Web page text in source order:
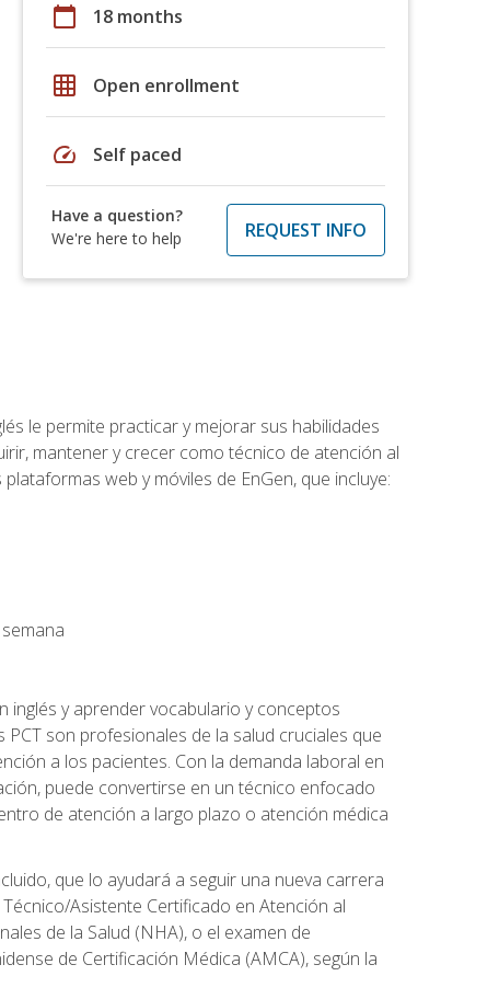
calendar_today 18 months
grid_on Open enrollment
speed Self paced
Have a question?
We're here to help
REQUEST INFO
le permite practicar y mejorar sus habilidades
mantener y crecer como técnico de atención al
web y móviles de EnGen, que incluye:
inglés y aprender vocabulario y conceptos
son profesionales de la salud cruciales que
a los pacientes. Con la demanda laboral en
puede convertirse en un técnico enfocado
de atención a largo plazo o atención médica
que lo ayudará a seguir una nueva carrera
Asistente Certificado en Atención al
de la Salud (NHA), o el examen de
de Certificación Médica (AMCA), según la